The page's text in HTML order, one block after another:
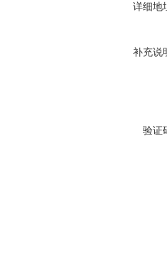
详细地
补充说
验证